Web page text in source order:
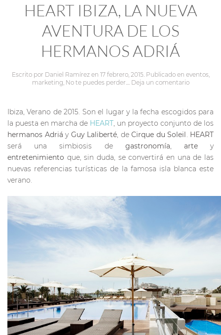
HEART IBIZA, LA NUEVA
AVENTURA DE LOS
HERMANOS ADRIÁ
Escrito por Daniel Ramírezen 17 febrero, 2015. Publicado en eventos,
marketing, No te puedes perder.... Deja un comentario
Ibiza, Verano de 2015. Son el lugar y la fecha escogidos para
la puesta en marcha de HEART, un proyecto conjunto de los
hermanos Adriá y Guy Laliberté, deCirque du Soleil. HEART
será una simbiosis de gastronomía, artey
entretenimiento que, sin duda, se convertirá en una de las
nuevas referencias turísticas de la famosa isla blanca este
verano.